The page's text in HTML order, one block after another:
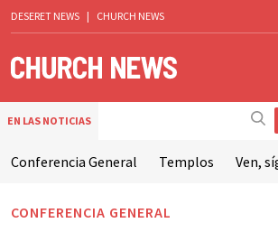
DESERET NEWS | CHURCH NEWS
EN LAS NOTICIAS
Conferencia General Templos Ven,
CONFERENCIA GENERAL